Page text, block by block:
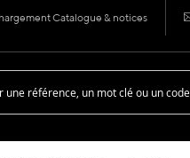
Catalogue & notices